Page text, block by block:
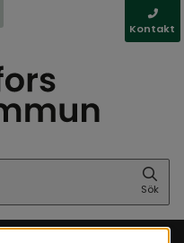
öppnas i nytt
till annan webbplats,
Kontakt
Sök